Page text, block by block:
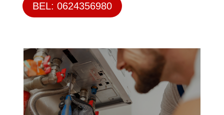
BEL: 0624356980